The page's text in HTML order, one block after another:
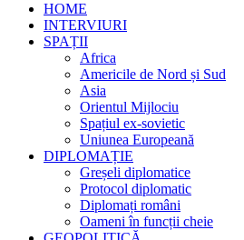
HOME
INTERVIURI
SPAȚII
Africa
Americile de Nord și Sud
Asia
Orientul Mijlociu
Spațiul ex-sovietic
Uniunea Europeană
DIPLOMAȚIE
Greșeli diplomatice
Protocol diplomatic
Diplomați români
Oameni în funcții cheie